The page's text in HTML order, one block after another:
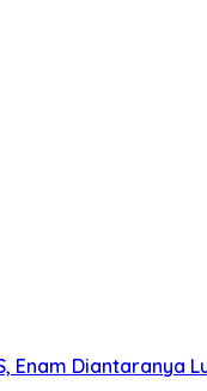
Enam Diantaranya